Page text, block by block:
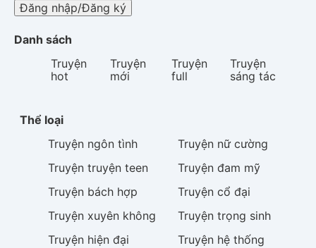
Đăng nhập/Đăng ký
Danh sách
Truyện
hot
Truyện
mới
Truyện
full
Truyện
sáng tác
Thể loại
Truyện ngôn tình Truyện nữ cường
Truyện truyện teen Truyện đam mỹ
Truyện bách hợp Truyện cổ đại
Truyện xuyên không Truyện trọng sinh
Truyện hiện đại Truyện hệ thống